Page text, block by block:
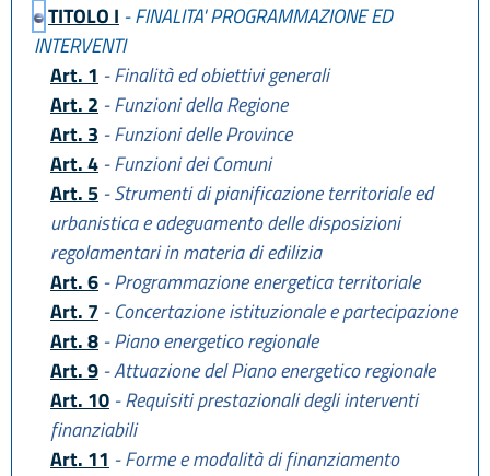
TITOLO I - FINALITA' PROGRAMMAZIONE ED
INTERVENTI
Art. 1 - Finalità ed obiettivi generali
Art. 2 - Funzioni della Regione
Art. 3 - Funzioni delle Province
Art. 4 - Funzioni dei Comuni
Art. 5 - Strumenti di pianificazione territoriale ed
urbanistica e adeguamento delle disposizioni
regolamentari in materia di edilizia
Art. 6 - Programmazione energetica territoriale
Art. 7 - Concertazione istituzionale e partecipazione
Art. 8 - Piano energetico regionale
Art. 9 - Attuazione del Piano energetico regionale
Art. 10 - Requisiti prestazionali degli interventi
finanziabili
Art. 11 - Forme e modalità di finanziamento